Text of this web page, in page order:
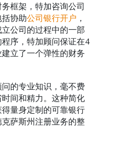
框架，特加咨询公司
协助公司银行开户 ，
公司的过程中的一部
序，特加顾问保证在4
立了一个弹性的财务
的专业知识，毫不费
间和精力。这种简化
量身定制的可靠银行
萨斯州注册业务的整